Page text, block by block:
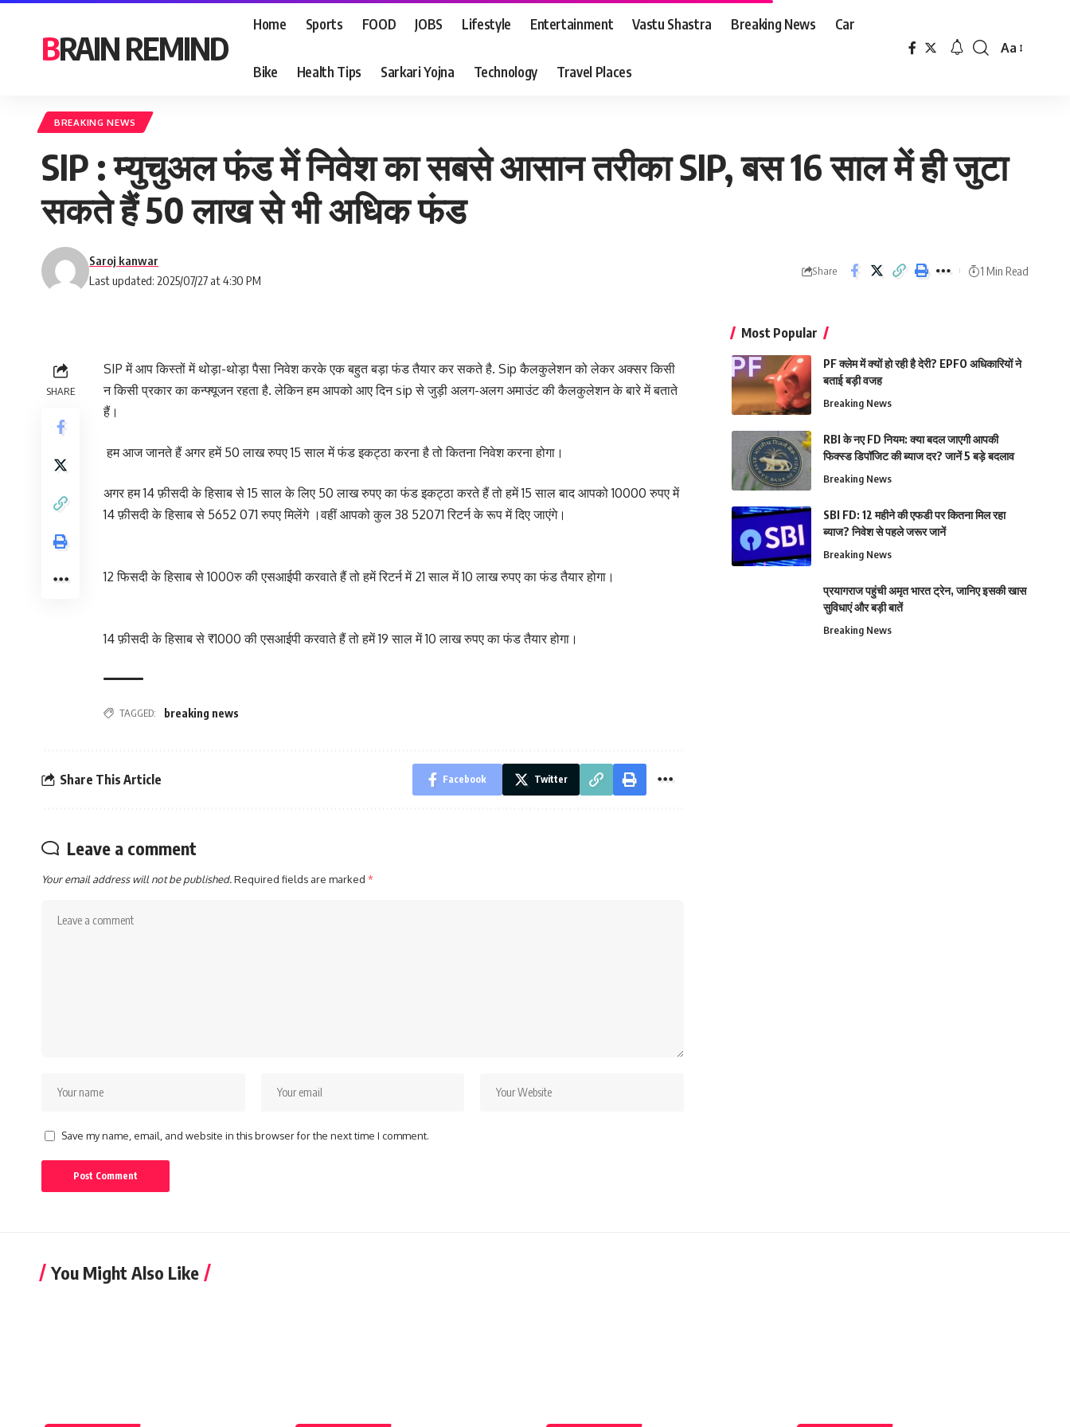
BRAIN REMIND
Home Sports FOOD JOBS Lifestyle Entertainment Vastu Shastra Breaking News Car
Bike Health Tips Sarkari Yojna Technology Travel Places
Font
Aa
BREAKING NEWS
SIP : म्युचुअल फंड में निवेश का सबसे आसान तरीका SIP, बस 16 साल में ही जुटा
सकते हैं 50 लाख से भी अधिक फंड
Last updated: 2025/07/27 at 4:30 PM
Saroj kanwar
Share 1 Min Read
SHARE
SIP में आप किस्तों में थोड़ा-थोड़ा पैसा निवेश करके एक बहुत बड़ा फंड तैयार कर सकते है. Sip कैलकुलेशन को लेकर अक्सर किसी
न किसी प्रकार का कन्फ्यूजन रहता है. लेकिन हम आपको आए दिन sip से जुड़ी अलग-अलग अमाउंट की कैलकुलेशन के बारे में बताते
हैं।
हम आज जानते हैं अगर हमें 50 लाख रुपए 15 साल में फंड इकट्ठा करना है तो कितना निवेश करना होगा।
अगर हम 14 फ़ीसदी के हिसाब से 15 साल के लिए 50 लाख रुपए का फंड इकट्ठा करते हैं तो हमें 15 साल बाद आपको 10000 रुपए में
14 फ़ीसदी के हिसाब से 5652 071 रुपए मिलेंगे ।वहीं आपको कुल 38 52071 रिटर्न के रूप में दिए जाएंगे।
12 फिसदी के हिसाब से 1000रु की एसआईपी करवाते हैं तो हमें रिटर्न में 21 साल में 10 लाख रुपए का फंड तैयार होगा।
14 फ़ीसदी के हिसाब से ₹1000 की एसआईपी करवाते हैं तो हमें 19 साल में 10 लाख रुपए का फंड तैयार होगा।
TAGGED: breaking news
Share This Article Facebook Twitter
Leave a comment
Your email address will not be published.Required fields are marked *
Save my name, email, and website in this browser for the next time I comment.
Most Popular
PF क्लेम में क्यों हो रही है देरी? EPFO अधिकारियों ने
बताई बड़ी वजह
Breaking News
RBI के नए FD नियम: क्या बदल जाएगी आपकी
फिक्स्ड डिपॉजिट की ब्याज दर? जानें 5 बड़े बदलाव
Breaking News
SBI FD: 12 महीने की एफडी पर कितना मिल रहा
ब्याज? निवेश से पहले जरूर जानें
Breaking News
प्रयागराज पहुंची अमृत भारत ट्रेन, जानिए इसकी खास
सुविधाएं और बड़ी बातें
Breaking News
You Might Also Like